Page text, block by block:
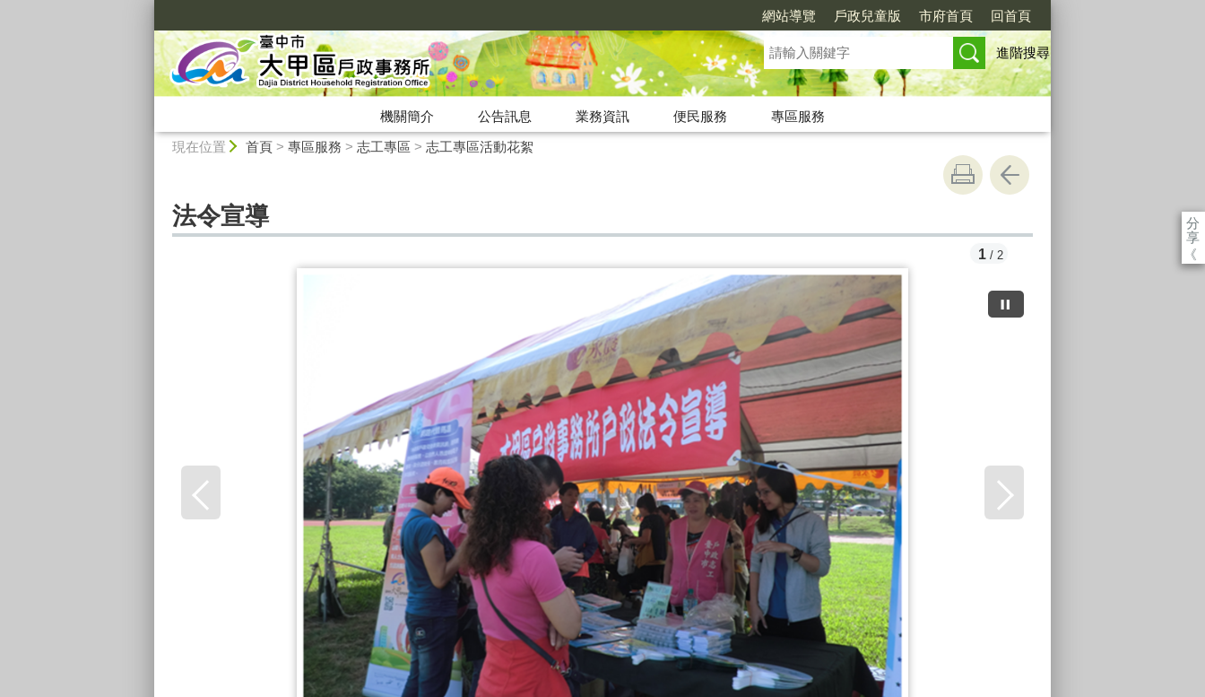
網站導覽 戶政兒童版 市府首頁 回首頁
進階搜尋
機關簡介 公告訊息 業務資訊 便民服務
專區服務
現在位置 首頁> 專區服務 > 志工專區 > 志工專區活動花絮
分
享
《
法令宣導
1 / 2